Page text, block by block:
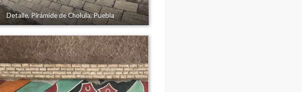
Detalle, Pirámide de Cholula, Puebla